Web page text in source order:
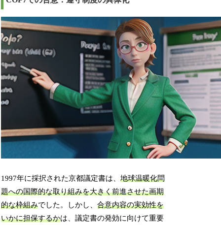
1997年に採択された京都議定書は、地球温暖化問
題への国際的な取り組みを大きく前進させた画期
的な枠組みでした。しかし、合意内容の実効性を
いかに担保するかは、議定書の発効に向けて重要